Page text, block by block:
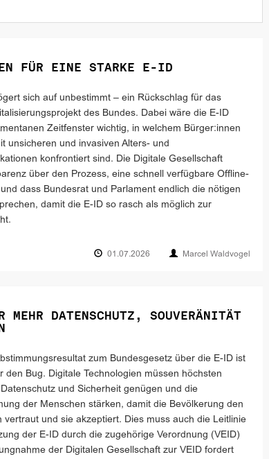
FÜR EINE STARKE E-ID
sich auf unbestimmt – ein Rückschlag für das
des Bundes. Dabei wäre die E-ID
Zeitfenster wichtig, in welchem Bürger:innen
unsicheren und invasiven Alters- und
konfrontiert sind. Die Digitale Gesellschaft
über den Prozess, eine schnell verfügbare Offline-
dass Bundesrat und Parlament endlich die nötigen
damit die E-ID so rasch als möglich zur
01.07.2026 Marcel Waldvogel
DATENSCHUTZ, SOUVERÄNITÄT
zum Bundesgesetz über die E-ID ist
den Bug. Digitale Technologien müssen höchsten
und Sicherheit genügen und die
der Menschen stärken, damit die Bevölkerung den
vertraut und sie akzeptiert. Dies muss auch die Leitlinie
der E-ID durch die zugehörige Verordnung (VEID)
der Digitalen Gesellschaft zur VEID fordert